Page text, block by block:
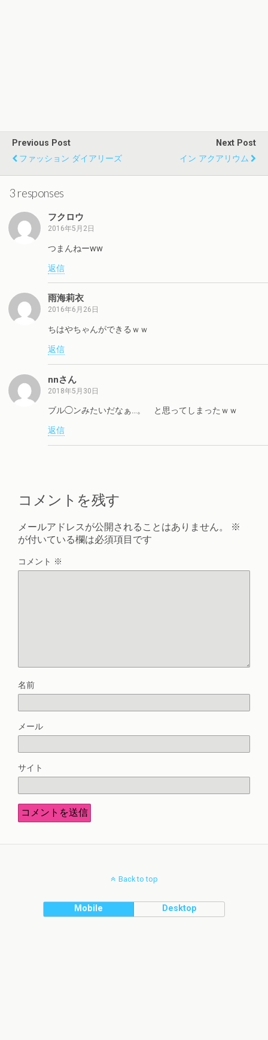
Previous Post
ファッション ダイアリーズ
Next Post
イン アクアリウム
3 responses
フクロウ
2016年5月2日
つまんねーww
返信
雨海莉衣
2016年6月26日
ちはやちゃんができるｗｗ
返信
nnさん
2018年5月30日
ブル◯ンみたいだなぁ…。 と思ってしまったｗｗ
返信
コメントを残す
メールアドレスが公開されることはありません。
※
が付いている欄は必須項目です
コメント ※
名前
メール
サイト
Back to top
Mobile Desktop